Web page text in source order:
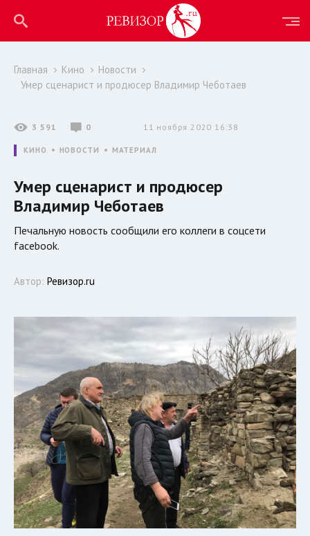
Главная Кино
Новости
Умер сценарист и продюсер Владимир Чеботаев
3 591 0 11 ноября 2020 16:38
КИНО НОВОСТИ МАТЕРИАЛ
Умер сценарист и продюсер
Владимир Чеботаев
Печальную новость сообщили его коллеги в соцсети
facebook.
Автор: Ревизор.ru